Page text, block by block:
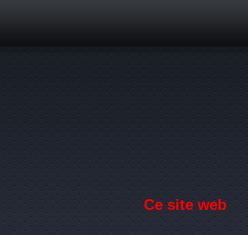
Ce site web